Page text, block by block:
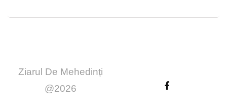
Ziarul De Mehedinți
@2026